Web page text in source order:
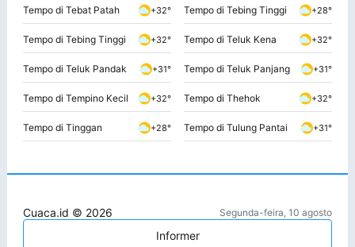
Tempo di Tebat Patah +32° Tempo di Tebing Tinggi +28°
Tempo di Tebing Tinggi +32° Tempo di Teluk Kena +32°
Tempo di Teluk Pandak +31° Tempo di Teluk Panjang +31°
Tempo di Tempino Kecil +32° Tempo di Thehok +32°
Tempo di Tinggan +28° Tempo di Tulung Pantai +31°
Cuaca.id © 2026 Segunda-feira, 10 agosto
Informer